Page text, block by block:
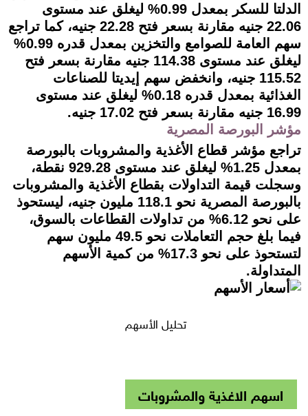
الدلتا للسكر بمعدل 0.99% ليغلق عند مستوى
22.06 جنيه مقارنة بسعر فتح 22.28 جنيه، كما تراجع
سهم العامة للصوامع والتخزين بمعدل قدره 0.99%
ليغلق عند مستوى 114.38 جنيه مقارنة بسعر فتح
115.52 جنيه، وانخفض سهم إيديتا للصناعات
الغذائية بمعدل قدره 0.18% ليغلق عند مستوى
16.99 جنيه مقارنة بسعر فتح 17.02 جنيه.
مؤشر البورصة المصرية
تراجع مؤشر قطاع الأغذية والمشروبات بالبورصة
بمعدل 1.25% ليغلق عند مستوى 929.28 نقطة،
وسجلت قيمة التداولات بقطاع الأغذية والمشروبات
بالبورصة المصرية نحو 118.1 مليون جنيه، ليستحوذ
على نحو 6.12% من تداولات القطاعات بالسوق،
فيما بلغ حجم التعاملات نحو 49.5 مليون سهم
لتستحوذ على نحو 17.3% من كمية الأسهم
المتداولة.
تحليل الأسهم
اسهم الاغذية والمشروبات